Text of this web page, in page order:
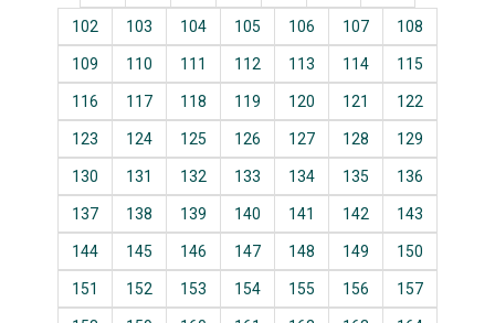
102 103 104 105 106 107 108
109 110 111 112 113 114 115
116 117 118 119 120 121 122
123 124 125 126 127 128 129
130 131 132 133 134 135 136
137 138 139 140 141 142 143
144 145 146 147 148 149 150
151 152 153 154 155 156 157